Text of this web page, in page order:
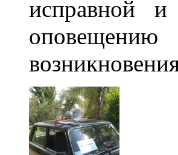
исправной